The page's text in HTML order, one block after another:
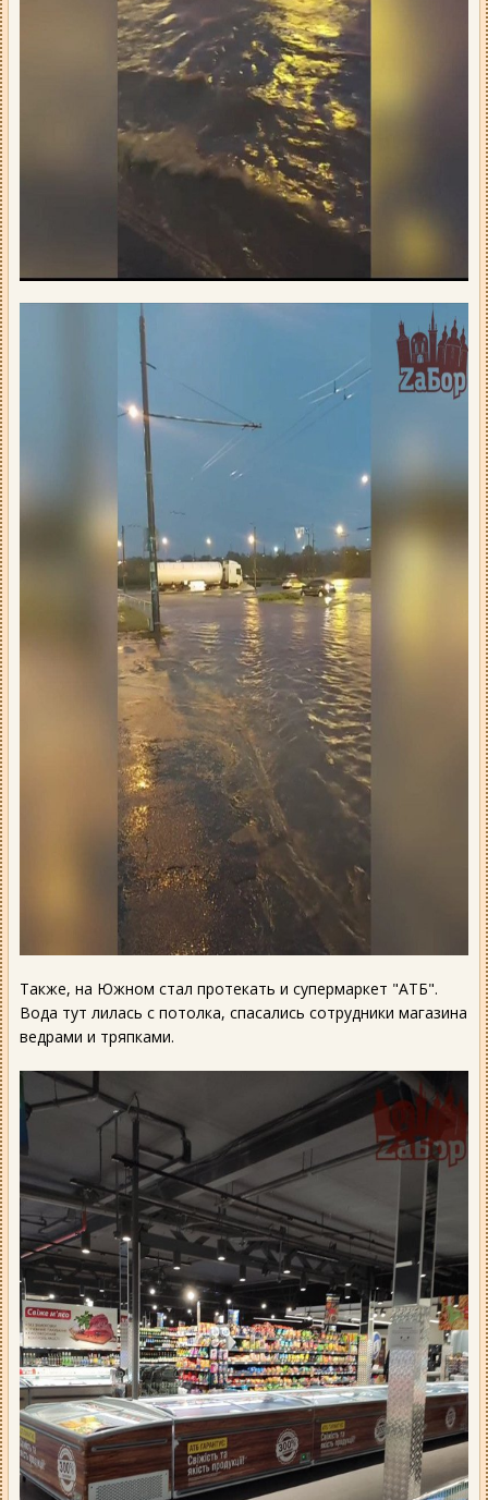
Также, на Южном стал протекать и супермаркет "АТБ".
Вода тут лилась с потолка, спасались сотрудники магазина
ведрами и тряпками.